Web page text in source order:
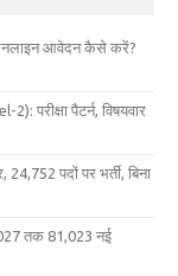
ऑनलाइन आवेदन कैसे करें?
परीक्षा पैटर्न, विषयवार
पदों पर भर्ती, बिना
तक 81,023 नई